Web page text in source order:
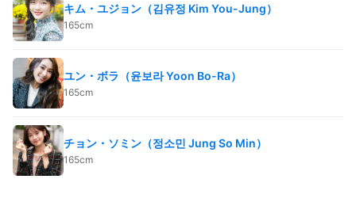
キム・ユジョン（김유정 Kim You-Jung）
165cm
ユン・ボラ（윤보라 Yoon Bo-Ra）
165cm
チョン・ソミン（정소민 Jung So Min）
165cm